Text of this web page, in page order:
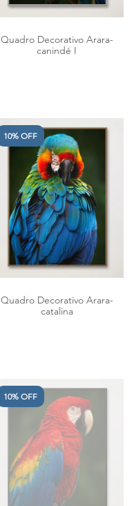
Quadro Decorativo Arara-
canindé I
10% OFF
Quadro Decorativo Arara-
catalina
10% OFF